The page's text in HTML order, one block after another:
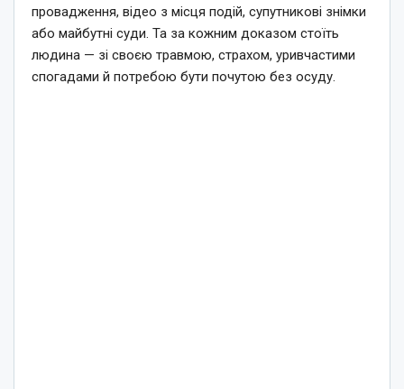
провадження, відео з місця подій, супутникові знімки
або майбутні суди. Та за кожним доказом стоїть
людина — зі своєю травмою, страхом, уривчастими
спогадами й потребою бути почутою без осуду.